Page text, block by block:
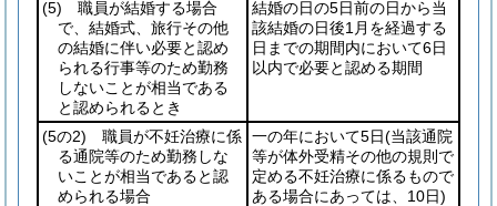
(5) 職員が結婚する場合
で、結婚式、旅行その他
の結婚に伴い必要と認め
られる行事等のため勤務
しないことが相当である
と認められるとき
結婚の日の5日前の日から当
該結婚の日後1月を経過する
日までの期間内において6日
以内で必要と認める期間
(5の2) 職員が不妊治療に係
る通院等のため勤務しな
いことが相当であると認
められる場合
一の年において5日(当該通院
等が体外受精その他の規則で
定める不妊治療に係るもので
ある場合にあっては、10日)